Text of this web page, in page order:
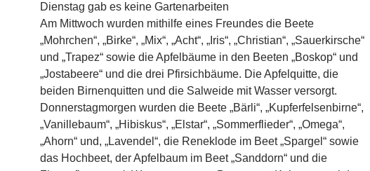
Dienstag gab es keine Gartenarbeiten
Am Mittwoch wurden mithilfe eines Freundes die Beete
„Mohrchen“, „Birke“, „Mix“, „Acht“, „Iris“, „Christian“, „Sauerkirsche“
und „Trapez“ sowie die Apfelbäume in den Beeten „Boskop“ und
„Jostabeere“ und die drei Pfirsichbäume. Die Apfelquitte, die
beiden Birnenquitten und die Salweide mit Wasser versorgt.
Donnerstagmorgen wurden die Beete „Bärli“, „Kupferfelsenbirne“,
„Vanillebaum“, „Hibiskus“, „Elstar“, „Sommerflieder“, „Omega“,
„Ahorn“ und, „Lavendel“, die Reneklode im Beet „Spargel“ sowie
das Hochbeet, der Apfelbaum im Beet „Sanddorn“ und die